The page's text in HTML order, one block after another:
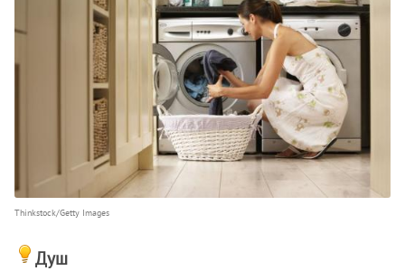
Thinkstock/Getty Images
Душ